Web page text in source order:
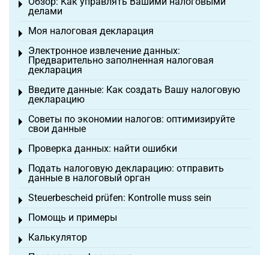
делами
Toggle menu
Моя налоговая декларация
Toggle menu
Электронное извлечение данных:
Предварительно заполненная налоговая
декларация
Toggle menu
Введите данные: Как создать Вашу налоговую
декларацию
Toggle menu
Советы по экономии налогов: оптимизируйте
свои данные
Toggle menu
Проверка данных: найти ошибки
Toggle menu
Подать налоговую декларацию: отправить
данные в налоговый орган
Toggle menu
Steuerbescheid prüfen: Kontrolle muss sein
Toggle menu
Помощь и примеры
Toggle menu
Калькулятор
Toggle menu